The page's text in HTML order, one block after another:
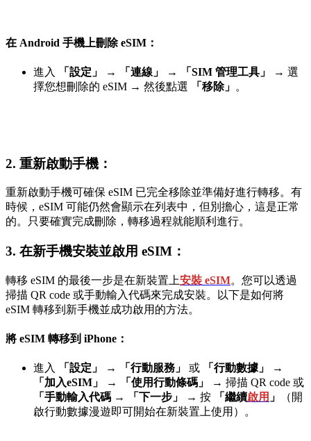
在 Android 手機上刪除 eSIM：
進入 「設定」 → 「連線」 → 「SIM 管理工具」 → 選
擇您想刪除的 eSIM → 然後點選 「移除」 。
2. 重新啟動手機：
重新啟動手機可確保 eSIM 已完全移除並準備好進行轉移。有
時候，eSIM 可能仍然會顯示在列表中，但別擔心，這是正常
的。只要確實完成刪除，轉移過程就能順利進行。
3. 在新手機安裝並啟用 eSIM：
轉移 eSIM 的最後一步是在新裝置上安裝 eSIM。您可以透過
掃描 QR code 或手動輸入代碼來完成安裝。以下是如何將
eSIM 轉移到新手機並成功啟用的方法。
將 eSIM 轉移到 iPhone：
進入 「設定」 → 「行動服務」 或 「行動數據」
→
「加入eSIM」
→ 「使用行動條碼」 → 掃描 QR code 或
「手動輸入代碼 → 「下一步」 → 按 「繼續啟用 」
（開
啟行動數據漫遊即可開始在新裝置上使用）。